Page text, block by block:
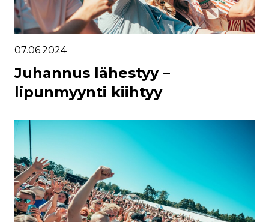
07.06.2024
Juhannus lähestyy –
lipunmyynti kiihtyy